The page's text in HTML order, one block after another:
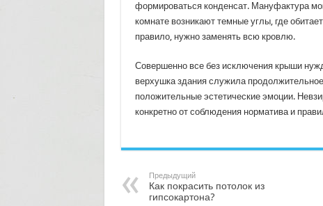
формироваться конденсат. Мануфактура
комнате возникают темные углы, где
правило, нужно заменять всю кровлю.
Совершенно все без исключения крыши
верхушка здания служила
положительные эстетические эмоции.
конкретно от соблюдения норматива и
Предыдущий
Как покрасить потолок из
гипсокартона?